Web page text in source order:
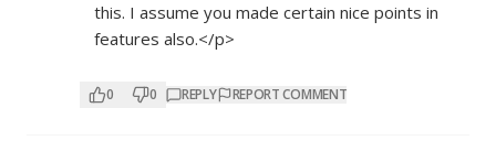
this. I assume you made certain nice points in
features also.</p>
0 0 REPLY REPORT COMMENT